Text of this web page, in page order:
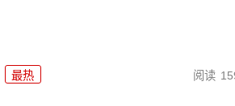
最热 阅读